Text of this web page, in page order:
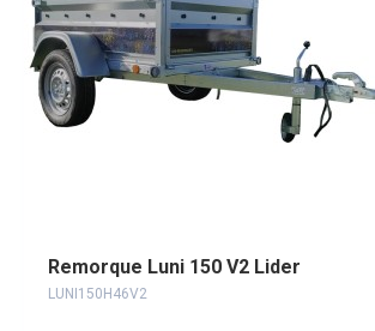
Remorque Luni 150 V2 Lider
LUNI150H46V2